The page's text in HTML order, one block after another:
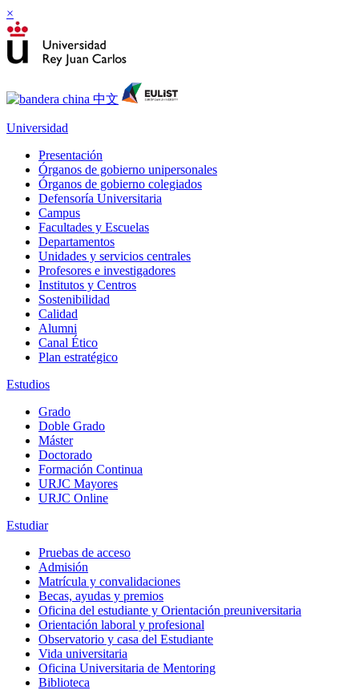
×
Universidad
Presentación
Órganos de gobierno unipersonales
Órganos de gobierno colegiados
Defensoría Universitaria
Campus
Facultades y Escuelas
Departamentos
Unidades y servicios centrales
Profesores e investigadores
Institutos y Centros
Sostenibilidad
Calidad
Alumni
Canal Ético
Plan estratégico
Estudios
Grado
Doble Grado
Máster
Doctorado
Formación Continua
URJC Mayores
URJC Online
Estudiar
Pruebas de acceso
Admisión
Matrícula y convalidaciones
Becas, ayudas y premios
Oficina del estudiante y Orientación preuniversitaria
Orientación laboral y profesional
Observatorio y casa del Estudiante
Vida universitaria
Oficina Universitaria de Mentoring
Biblioteca